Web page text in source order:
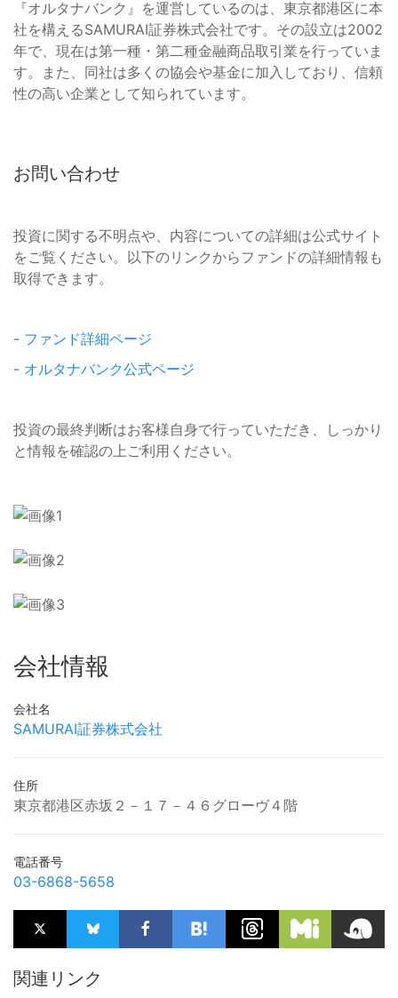
『オルタナバンク』を運営しているのは、東京都港区に本
社を構えるSAMURAI証券株式会社です。その設立は2002
年で、現在は第一種・第二種金融商品取引業を行っていま
す。また、同社は多くの協会や基金に加入しており、信頼
性の高い企業として知られています。
お問い合わせ
投資に関する不明点や、内容についての詳細は公式サイト
をご覧ください。以下のリンクからファンドの詳細情報も
取得できます。
- ファンド詳細ページ
- オルタナバンク公式ページ
投資の最終判断はお客様自身で行っていただき、しっかり
と情報を確認の上ご利用ください。
会社情報
会社名
SAMURAI証券株式会社
住所
東京都港区赤坂２－１７－４６グローヴ４階
電話番号
03-6868-5658
関連リンク